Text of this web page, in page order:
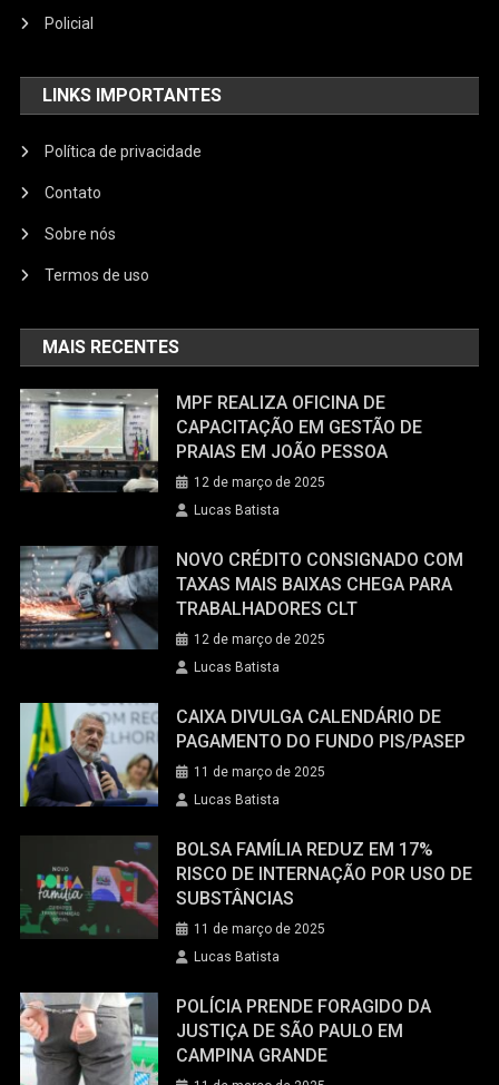
Policial
LINKS IMPORTANTES
Política de privacidade
Contato
Sobre nós
Termos de uso
MAIS RECENTES
MPF REALIZA OFICINA DE
CAPACITAÇÃO EM GESTÃO DE
PRAIAS EM JOÃO PESSOA
12 de março de 2025
Lucas Batista
NOVO CRÉDITO CONSIGNADO COM
TAXAS MAIS BAIXAS CHEGA PARA
TRABALHADORES CLT
12 de março de 2025
Lucas Batista
CAIXA DIVULGA CALENDÁRIO DE
PAGAMENTO DO FUNDO PIS/PASEP
11 de março de 2025
Lucas Batista
BOLSA FAMÍLIA REDUZ EM 17%
RISCO DE INTERNAÇÃO POR USO DE
SUBSTÂNCIAS
11 de março de 2025
Lucas Batista
POLÍCIA PRENDE FORAGIDO DA
JUSTIÇA DE SÃO PAULO EM
CAMPINA GRANDE